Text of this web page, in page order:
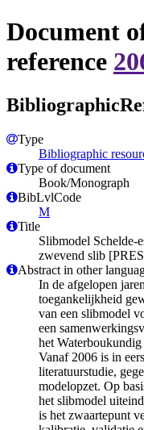
Document
reference
Type
Bibliographic
Type of document
Book/Monograph
BibLvlCode
M
Title
Slibmodel Schelde-
zwevend slib
Abstract in other
In de afgelopen
toegankelijkheid
van een slibmodel
een
het
Vanaf 2006 is in
literatuurstudie,
modelopzet. Op
het slibmodel
is het zwaartepunt